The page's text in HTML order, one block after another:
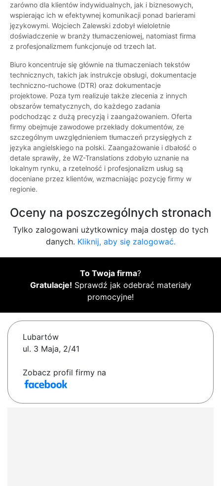
zarówno dla klientów indywidualnych, jak i biznesowych,
wspierając ich w efektywnej komunikacji ponad barierami
językowymi. Wojciech Zalewski zdobył wieloletnie
doświadczenie w branży tłumaczeniowej, natomiast firma
z profesjonalizmem funkcjonuje od trzech lat.
Biuro koncentruje się głównie na tłumaczeniach tekstów
technicznych, takich jak instrukcje obsługi, dokumentacje
techniczno-ruchowe (DTR) oraz dokumentacje
projektowe. Poza tym realizuje także zlecenia z innych
obszarów tematycznych, do każdego zadania
podchodząc z dużą precyzją i zaangażowaniem. Oferta
firmy obejmuje zawodowe przekłady dokumentów, ze
szczególnym uwzględnieniem tłumaczeń przysięgłych z
języka angielskiego na polski. Zaangażowanie i dbałość o
detale sprawiły, że WZ-Translations zdobyło uznanie na
lokalnym rynku, a rzetelność i profesjonalizm usług są
doceniane przez klientów, wzmacniając pozycję firmy w
regionie.
Oceny na poszczególnych stronach
Tylko zalogowani użytkownicy maja dostęp do tych
danych. Kliknij, aby się zalogować.
To Twoja firma?
Gratulacje! Sprawdź jak odebrać materiały
promocyjne!
Lubartów
ul. 3 Maja, 2/41
Zobacz profil firmy na